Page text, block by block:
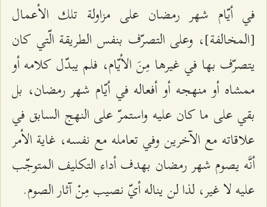
في أيّام شهر رمضان على مزاولة تلك الأعمال
[المخالفة]، وعلى التصرّف بنفس الطريقة الّتي كان
يتصرّف بها في غيرها مِنَ الأيّام، فلم يبدّل كلامه أو
ممشاه أو منهجه أو أفعاله في أيّام شهر رمضان، بل
بقي على ما كان عليه واستمرّ على النهج السابق في
علاقاته مع الآخرين وفي تعامله مع نفسه، غاية الأمر
أنَّه يصوم شهر رمضان بهدف أداء التكليف المتوجّب
عليه لا غير، لذا لن يناله أيّ نصيب مِنْ آثار الصوم.